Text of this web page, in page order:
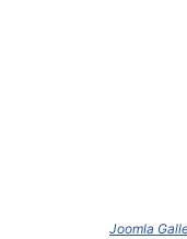
Joomla